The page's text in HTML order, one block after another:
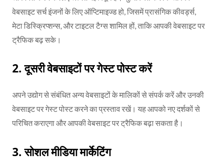
वेबसाइट सर्च इंजनों के लिए ऑप्टिमाइज्ड हो, जिसमें प्रासंगिक कीवर्ड्स,
मेटा डिस्क्रिप्शन्स, और टाइटल टैग्स शामिल हों, ताकि आपकी वेबसाइट पर
ट्रैफिक बढ़ सके।
2.दूसरी वेबसाइटों पर गेस्ट पोस्ट करें
अपने उद्योग से संबंधित अन्य वेबसाइटों के मालिकों से संपर्क करें और उनकी
वेबसाइट पर गेस्ट पोस्ट करने का प्रस्ताव रखें। यह आपको नए दर्शकों से
परिचित कराएगा और आपकी वेबसाइट पर ट्रैफिक बढ़ा सकता है।
3.सोशल मीडिया मार्केटिंग